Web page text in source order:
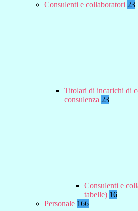
Consulenti e collaboratori 23
Titolari di incarichi di
consulenza 23
Consulenti e
tabelle) 16
Personale 166